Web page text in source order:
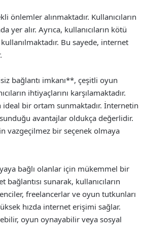
alınmaktadır. Kullanıcıların
alır. Ayrıca, kullanıcıların kötü
Bu sayede, internet
bağlantı imkanı**, çeşitli oyun
ihtiyaçlarını karşılamaktadır.
bir ortam sunmaktadır. İnternetin
avantajlar oldukça değerlidir.
vazgeçilmez bir seçenek olmaya
bağlı olanlar için mükemmel bir
sunarak, kullanıcıların
freelancerlar ve oyun tutkunları
hızda internet erişimi sağlar.
oyun oynayabilir veya sosyal